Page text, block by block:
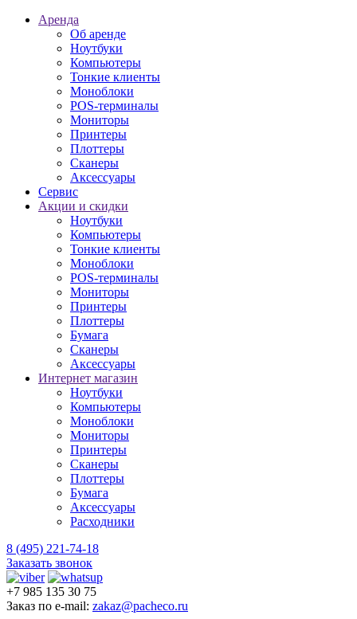
Аренда
Об аренде
Ноутбуки
Компьютеры
Тонкие клиенты
Моноблоки
POS-терминалы
Мониторы
Принтеры
Плоттеры
Сканеры
Аксессуары
Сервис
Акции и скидки
Ноутбуки
Компьютеры
Тонкие клиенты
Моноблоки
POS-терминалы
Мониторы
Принтеры
Плоттеры
Бумага
Сканеры
Аксессуары
Интернет магазин
Ноутбуки
Компьютеры
Моноблоки
Мониторы
Принтеры
Сканеры
Плоттеры
Бумага
Аксессуары
Расходники
8 (495) 221-74-18
Заказать звонок
+7 985 135 30 75
Заказ по e-mail: zakaz@pacheco.ru